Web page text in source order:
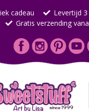
cadeau
Levertijd
Gratis verzending